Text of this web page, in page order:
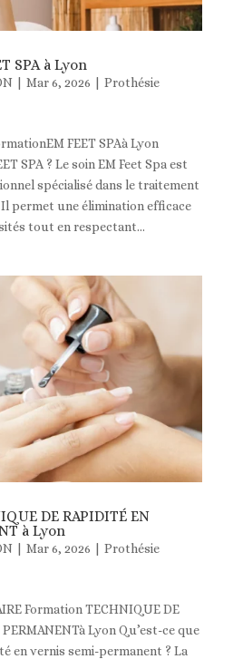
SPA à Lyon
| Mar 6, 2026
Prothésie
FEET SPAà Lyon
SPA ? Le soin EM Feet Spa est
spécialisé dans le traitement
permet une élimination efficace
tout en respectant...
DE RAPIDITÉ EN
à Lyon
| Mar 6, 2026 | Prothésie
Formation TECHNIQUE DE
Lyon Qu’est-ce que
en vernis semi-permanent ? La